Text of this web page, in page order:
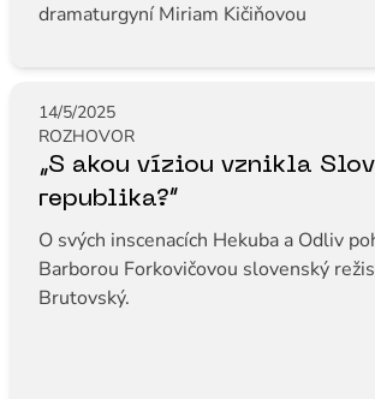
dramaturgyní Miriam Kičiňovou
14/5/2025
ROZHOVOR
„S akou víziou vznikla
republika?“
O svých inscenacích Hekuba a Odliv
Barborou Forkovičovou slovenský
Brutovský.